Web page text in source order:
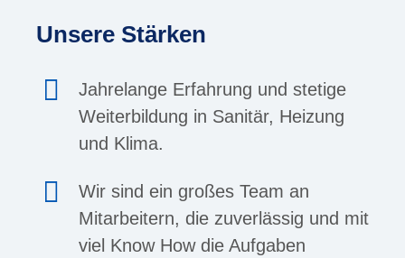
Unsere Stärken
Jahrelange Erfahrung und stetige
Weiterbildung in Sanitär, Heizung
und Klima.
Wir sind ein großes Team an
Mitarbeitern, die zuverlässig und mit
viel Know How die Aufgaben